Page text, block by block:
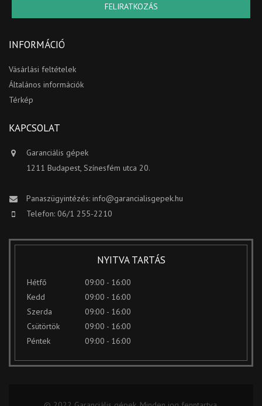
FELIRATKOZÁS
INFORMÁCIÓ
Vásárlási feltételek
Általános információk
Térkép
KAPCSOLAT
Garanciális gépek
1211 Budapest, Színesfém utca 20.
Panaszügyintézés: info@garancialisgepek.hu
Telefon: 06/1 255-2210
NYITVA TARTÁS
Hétfő
09:00 - 16:00
Kedd
09:00 - 16:00
Szerda
09:00 - 16:00
Csütörtök
09:00 - 16:00
Péntek
09:00 - 16:00